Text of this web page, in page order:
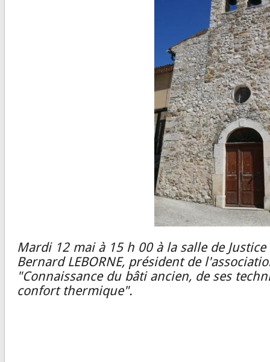
Mardi 12 mai à 15 h 00 à la salle de Justice
Bernard LEBORNE, président de
"Connaissance du bâti ancien, de ses
confort thermique".